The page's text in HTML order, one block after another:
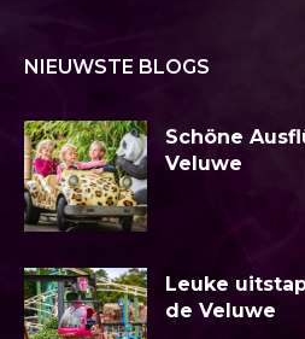
NIEUWSTE BLOGS
Schöne
Veluwe
Leuke
de Veluwe